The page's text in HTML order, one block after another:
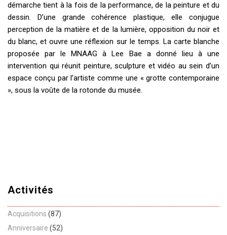
démarche tient à la fois de la performance, de la peinture et du
dessin. D’une grande cohérence plastique, elle conjugue
perception de la matière et de la lumière, opposition du noir et
du blanc, et ouvre une réflexion sur le temps. La carte blanche
proposée par le MNAAG à Lee Bae a donné lieu à une
intervention qui réunit peinture, sculpture et vidéo au sein d’un
espace conçu par l’artiste comme une « grotte contemporaine
», sous la voûte de la rotonde du musée.
Activités
Acquisitions (87)
Anniversaire (52)